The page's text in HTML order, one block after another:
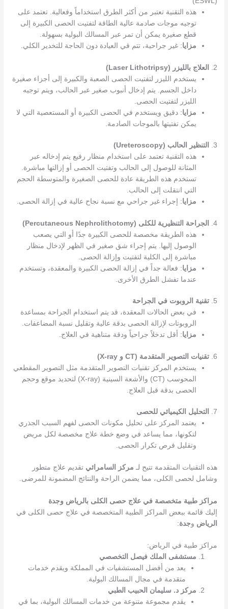
هذه التقنية تعتبر من أكثر الطرق استخداماً وفعالية. تعتمد على
توجيه موجات صادمة عالية الطاقة لتفتيت الحصى الكبيرة إلى
قطع صغيرة يمكن أن تمر عبر المسالك البولية بسهولة.
مزايا: غير جراحية، تتم في العيادة دون الحاجة للتخدير الكلي.
2.
العلاج بالليزر (Laser Lithotripsy)
يستخدم الليزر لتفتيت الحصى الصعبة والكبيرة إلى أجزاء صغيرة
داخل الجسم. يتم إدخال أنبوب صغير عبر الحالب، ويتم توجيه
الليزر لتفتيت الحصى.
مزايا: دقيق ويستخدم في الحصى الكبيرة أو المستعصية التي لا
يمكن تفتيتها بالموجات الصادمة.
3.
التنظير الحالب (Ureteroscopy)
هذه التقنية تعتمد على استخدام منظار رفيع يتم إدخاله عبر
المثانة للوصول إلى الحالب وتفتيت الحصى أو إزالتها مباشرة.
تستخدم هذه الطريقة عادة للحصى الصغيرة والمتوسطة الحجم
التي انتقلت إلى الحالب.
مزايا: إجراء غير جراحي مع نسبة نجاح عالية في إزالة الحصى.
4.
الجراحة التنظيرية للكلى (Percutaneous Nephrolithotomy)
هذه الطريقة مخصصة للحصى الكبيرة جدًا أو التي يصعب
الوصول إليها. يتم إجراء شق صغير في الظهر لإدخال منظار
مباشرة إلى الكلية لتفتيت وإزالة الحصى.
مزايا: فعالة جداً في إزالة الحصى الكبيرة والمعقدة، وتستخدم
عندما تفشل الطرق الأخرى.
5.
تقنية الروبوت في الجراحة
في بعض الحالات المعقدة، قد يتم استخدام الجراحة بمساعدة
الروبوتات لإزالة الحصى بدقة عالية وتقليل نسبة المضاعفات.
مزايا: أقل تدخلاً جراحياً ودقة متناهية في العلاج.
6. تقنيات التصوير المتقدمة (CT و X-ray)
يستخدم المركز تقنيات التصوير المتقدمة مثل التصوير المقطعي
المحوسب (CT) والأشعة السينية (X-ray) لتحديد موقع وحجم
الحصى بدقة قبل العلاج.
7.
التحليل الكيميائي للحصى
يعتمد المركز على تحليل مكونات الحصى لفهم السبب الجذري
لتكونها، مما يساعد في وضع خطة علاج مخصصة لكل مريض
وتقليل فرص تكرار الحصى.
هذه التقنيات المتقدمة تتيح لـ مركز السامرائي تقديم علاج متطور
وشامل لحصى الكلى، مما يضمن الراحة والنتائج المضمونة للمرضى.
مراكز طبية متخصصة في علاج حصى الكلى بالرياض وجدة
إليك قائمة ببعض المراكز الطبية المتخصصة في علاج حصى الكلى في
الرياض وجدة:
مراكز طبية في الرياض:
مستشفى الملك فيصل التخصصي
يعد من أفضل المستشفيات في المملكة ويقدم خدمات
متقدمة في مجال المسالك البولية.
مركز د. سليمان الحبيب الطبي
يقدم مجموعة متنوعة من خدمات المسالك البولية، بما في